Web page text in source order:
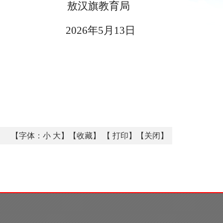
敖汉旗教育局
2026年5月13日
【字体： 小 大 】【收藏】 【 打印 】【 关闭 】